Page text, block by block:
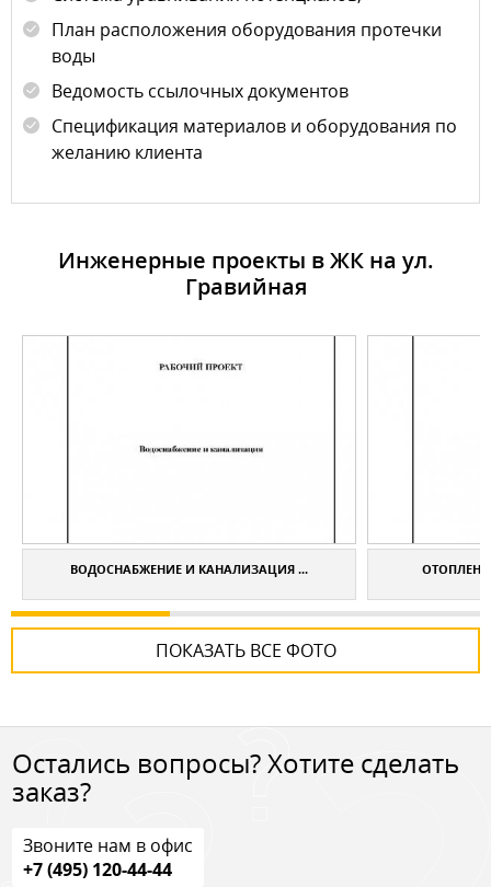
План расположения оборудования протечки
воды
Ведомость ссылочных документов
Спецификация материалов и оборудования по
желанию клиента
Инженерные проекты в ЖК на ул.
Гравийная
ВОДОСНАБЖЕНИЕ И КАНАЛИЗАЦИЯ ...
ПОКАЗАТЬ ВСЕ ФОТО
Остались вопросы? Хотите сделать
заказ?
Звоните нам в офис
+7 (495) 120-44-44